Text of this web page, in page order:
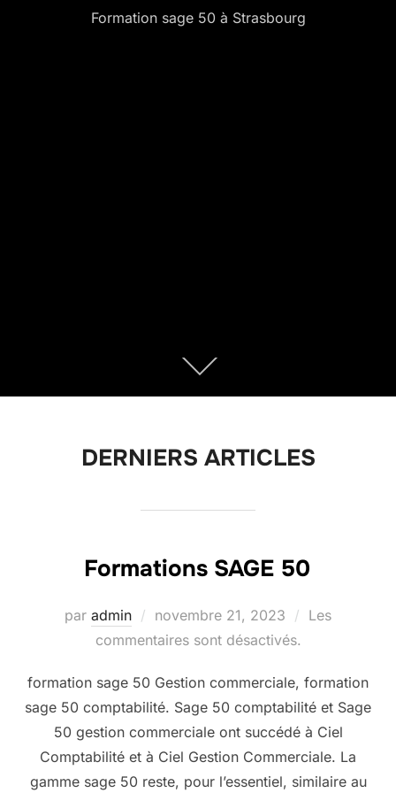
Formation sage 50 à Strasbourg
Descendre
au
DERNIERS ARTICLES
Formations SAGE 50
par admin
Publié
le
novembre 21, 2023
Les
commentaires sont désactivés.
formation sage 50 Gestion commerciale, formation
sage 50 comptabilité. Sage 50 comptabilité et Sage
50 gestion commerciale ont succédé à Ciel
Comptabilité et à Ciel Gestion Commerciale. La
gamme sage 50 reste, pour l’essentiel, similaire au